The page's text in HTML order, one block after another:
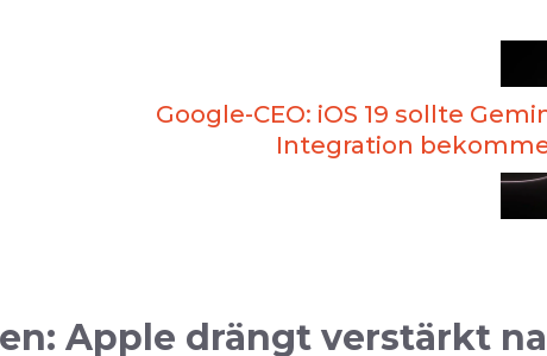
Google-CEO: iOS 19 sollte
Integration
Apple drängt verstärkt